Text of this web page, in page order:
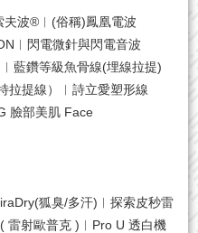
波®︱(俗稱)鳳凰電波
閃電微針與閃電音波
藍鑽等級魚骨線(埋線拉提)
拉提線）︱詩立愛塑形線
臉部美肌 Face
狐臭/多汗)︱探索皮秒雷
雷射歐普克 )︱Pro U 透白機